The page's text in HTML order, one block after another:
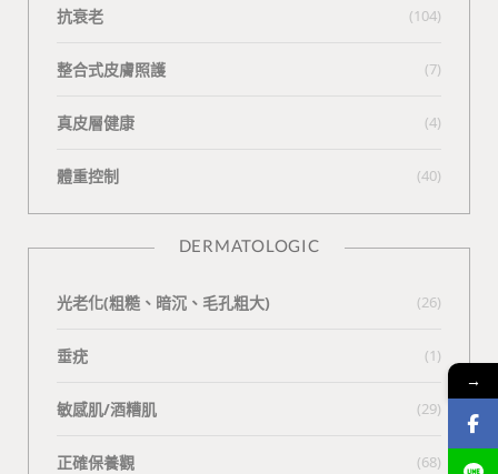
抗衰老 (104)
整合式皮膚照護 (7)
真皮層健康 (4)
體重控制 (40)
DERMATOLOGIC
光老化(粗糙、暗沉、毛孔粗大) (26)
垂疣 (1)
敏感肌/酒糟肌 (29)
正確保養觀 (68)
→